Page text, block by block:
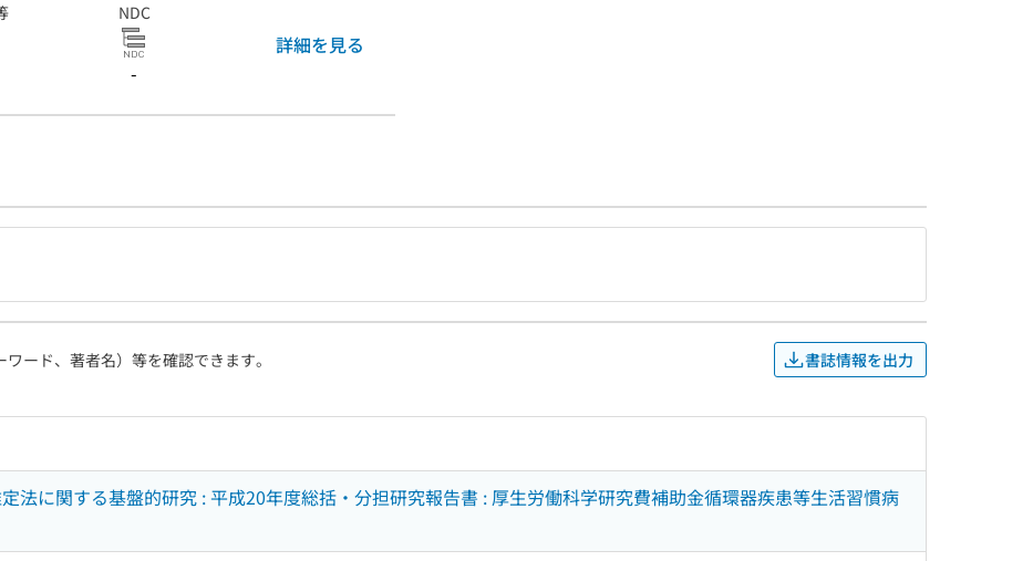
NDC
-
詳細を見る
ード、著者名）等を確認できます。 書誌情報を出力
法に関する基盤的研究 : 平成20年度総括・分担研究報告書 : 厚生労働科学研究費補助金循環器疾患等生活習慣病